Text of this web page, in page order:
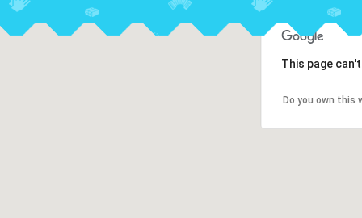
This page
Do you own this